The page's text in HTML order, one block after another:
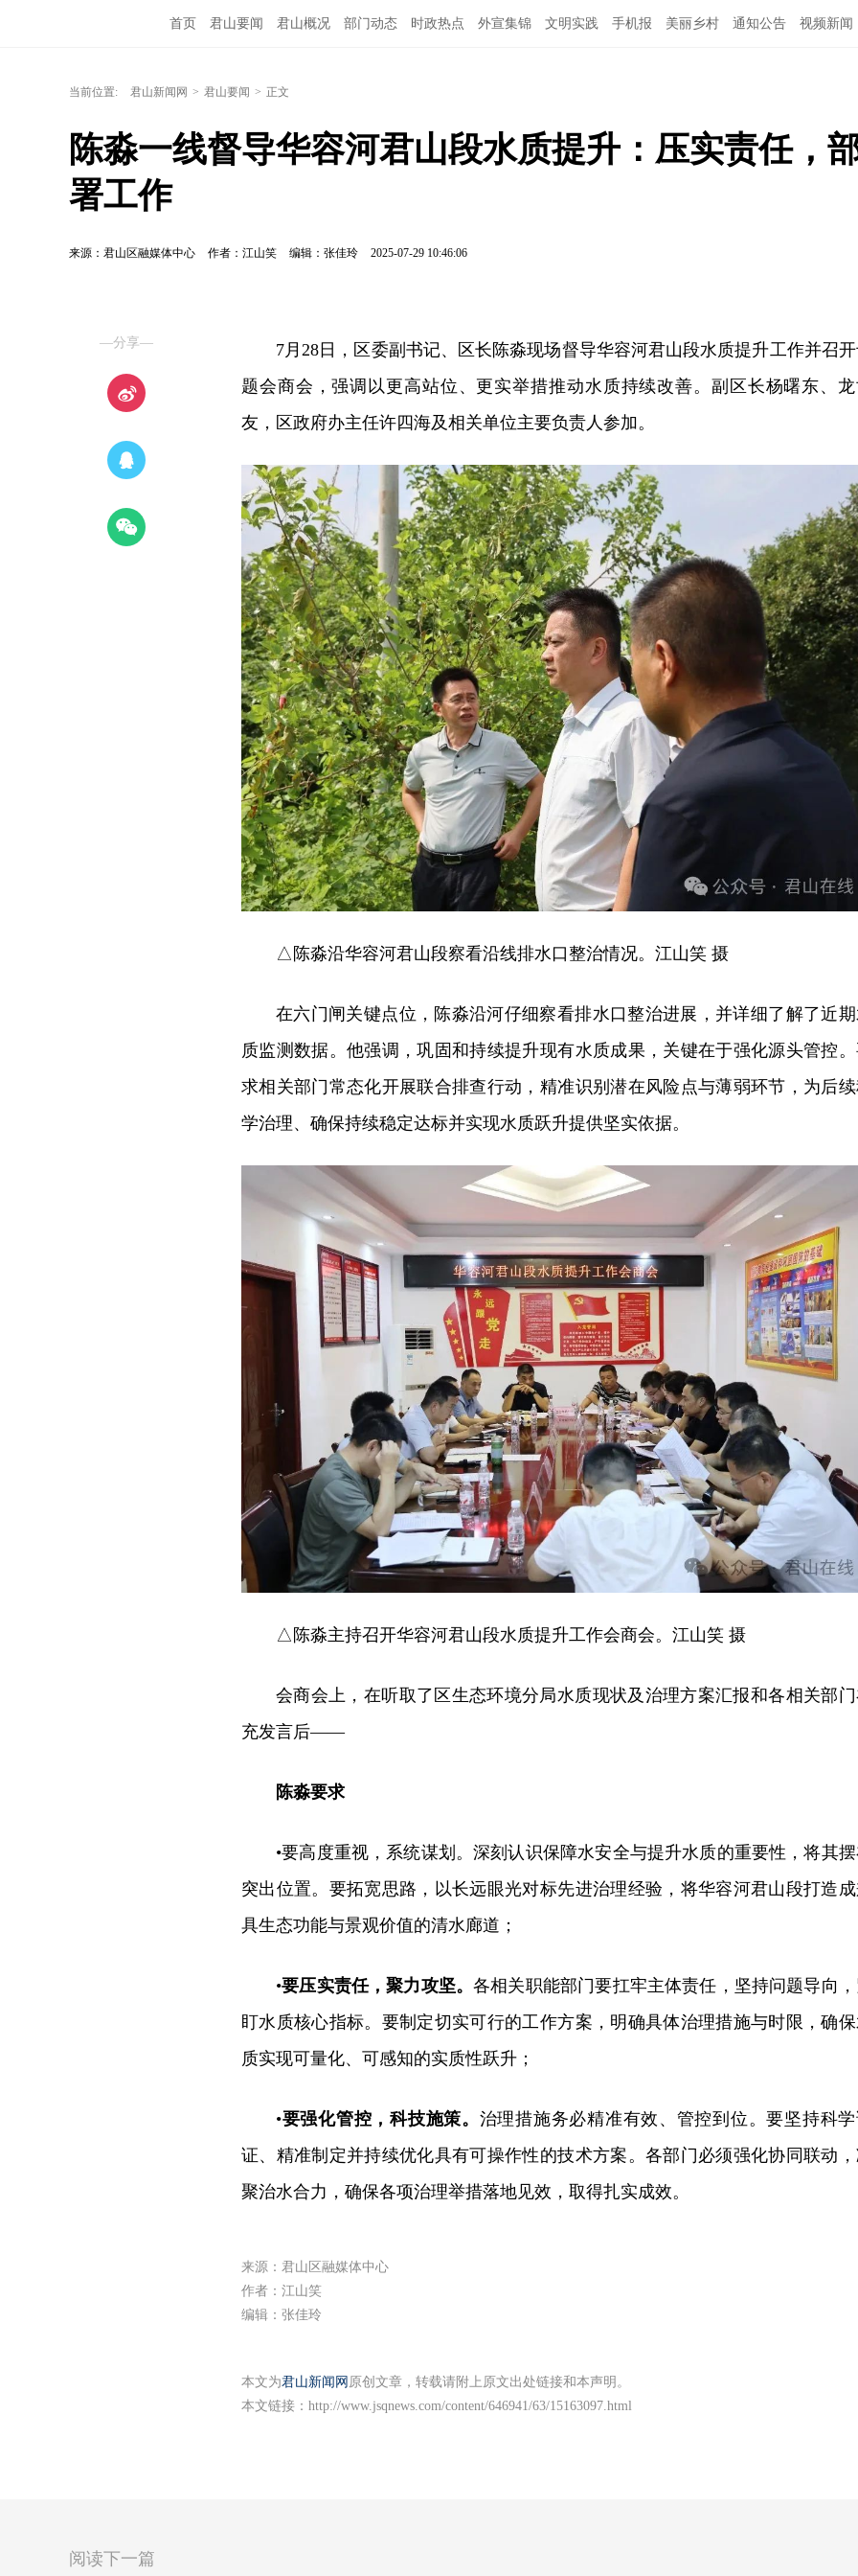
首页 君山要闻 君山概况 部门动态 时政热点 外宣集锦 文明实践 手机报 美丽乡村 通知公告 视频新闻
当前位置: 君山新闻网 > 君山要闻 > 正文
陈淼一线督导华容河君山段水质提升：压实责任，
署工作
来源：君山区融媒体中心 作者：江山笑 编辑：张佳玲 2025-07-29 10:46:06
—分享—
7月28日，区委副书记、区长陈淼现场督导华容河君山段水质提升工作并召
题会商会，强调以更高站位、更实举措推动水质持续改善。副区长杨曙东、
友，区政府办主任许四海及相关单位主要负责人参加。
△陈淼沿华容河君山段察看沿线排水口整治情况。江山笑 摄
在六门闸关键点位，陈淼沿河仔细察看排水口整治进展，并详细了解了近
质监测数据。他强调，巩固和持续提升现有水质成果，关键在于强化源头管控
求相关部门常态化开展联合排查行动，精准识别潜在风险点与薄弱环节，为后
学治理、确保持续稳定达标并实现水质跃升提供坚实依据。
△陈淼主持召开华容河君山段水质提升工作会商会。江山笑 摄
会商会上，在听取了区生态环境分局水质现状及治理方案汇报和各相关部
充发言后——
陈淼要求
•要高度重视，系统谋划。深刻认识保障水安全与提升水质的重要性，将其
突出位置。要拓宽思路，以长远眼光对标先进治理经验，将华容河君山段打造
具生态功能与景观价值的清水廊道；
•要压实责任，聚力攻坚。各相关职能部门要扛牢主体责任，坚持问题导向
盯水质核心指标。要制定切实可行的工作方案，明确具体治理措施与时限，确
质实现可量化、可感知的实质性跃升；
•要强化管控，科技施策。 治理措施务必精准有效、管控到位。要坚持科
证、精准制定并持续优化具有可操作性的技术方案。各部门必须强化协同联动
聚治水合力，确保各项治理举措落地见效，取得扎实成效。
来源：君山区融媒体中心
作者：江山笑
编辑：张佳玲
本文为君山新闻网 原创文章，转载请附上原文出处链接和本声明。
本文链接： http://www.jsqnews.com/content/646941/63/15163097.html
阅读下一篇